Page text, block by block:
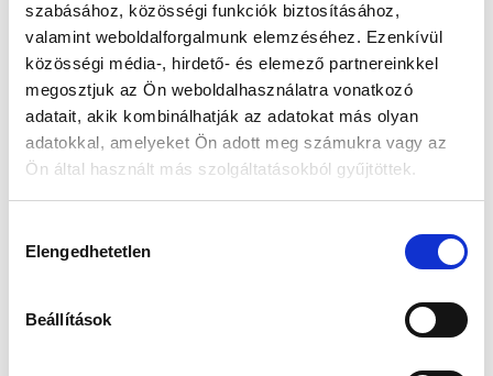
szabásához, közösségi funkciók biztosításához,
valamint weboldalforgalmunk elemzéséhez. Ezenkívül
közösségi média-, hirdető- és elemező partnereinkkel
megosztjuk az Ön weboldalhasználatra vonatkozó
adatait, akik kombinálhatják az adatokat más olyan
adatokkal, amelyeket Ön adott meg számukra vagy az
Ön által használt más szolgáltatásokból gyűjtöttek.
kiválasztása
Elengedhetetlen
Beállítások
Készleten:RAKTÁRON
49 990 Ft 39 990 Ft
Az elmúlt 30 nap legjobb ára: 39 990 Ft